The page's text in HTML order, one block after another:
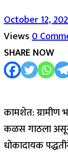
October 12,
Views0
SHARE NOW
कामशेत: ग्रामीण
कळस गाठला
धोकादायक